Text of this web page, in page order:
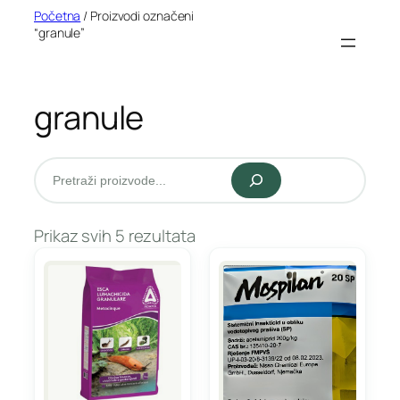
Početna / Proizvodi označeni
“granule”
granule
Pretraži
Prikaz svih 5 rezultata